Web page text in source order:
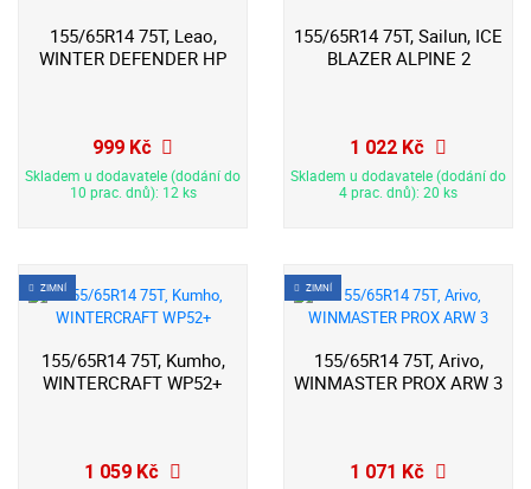
155/65R14 75T, Leao,
WINTER DEFENDER HP
999 Kč
Skladem u dodavatele (dodání do
10 prac. dnů): 12 ks
155/65R14 75T, Sailun, ICE
BLAZER ALPINE 2
1 022 Kč
Skladem u dodavatele (dodání do
4 prac. dnů): 20 ks
ZIMNÍ
155/65R14 75T, Kumho,
WINTERCRAFT WP52+
1 059 Kč
ZIMNÍ
155/65R14 75T, Arivo,
WINMASTER PROX ARW 3
1 071 Kč